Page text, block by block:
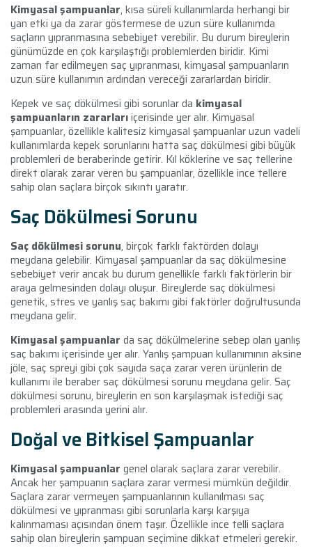
Kimyasal şampuanlar, kısa süreli kullanımlarda herhangi bir
yan etki ya da zarar göstermese de uzun süre kullanımda
saçların yıpranmasına sebebiyet verebilir. Bu durum bireylerin
günümüzde en çok karşılaştığı problemlerden biridir. Kimi
zaman far edilmeyen saç yıpranması, kimyasal şampuanların
uzun süre kullanımın ardından vereceği zararlardan biridir.
Kepek ve saç dökülmesi gibi sorunlar da kimyasal
şampuanların zararlarıiçerisinde yer alır. Kimyasal
şampuanlar, özellikle kalitesiz kimyasal şampuanlar uzun vadeli
kullanımlarda kepek sorunlarını hatta saç dökülmesi gibi büyük
problemleri de beraberinde getirir. Kıl köklerine ve saç tellerine
direkt olarak zarar veren bu şampuanlar, özellikle ince tellere
sahip olan saçlara birçok sıkıntı yaratır.
Saç Dökülmesi Sorunu
Saç dökülmesi sorunu, birçok farklı faktörden dolayı
meydana gelebilir. Kimyasal şampuanlar da saç dökülmesine
sebebiyet verir ancak bu durum genellikle farklı faktörlerin bir
araya gelmesinden dolayı oluşur. Bireylerde saç dökülmesi
genetik, stres ve yanlış saç bakımı gibi faktörler doğrultusunda
meydana gelir.
Kimyasal şampuanlar da saç dökülmelerine sebep olan yanlış
saç bakımı içerisinde yer alır. Yanlış şampuan kullanımının aksine
jöle, saç spreyi gibi çok sayıda saça zarar veren ürünlerin de
kullanımı ile beraber saç dökülmesi sorunu meydana gelir. Saç
dökülmesi sorunu, bireylerin en son karşılaşmak istediği saç
problemleri arasında yerini alır.
Doğal ve Bitkisel Şampuanlar
Kimyasal şampuanlar genel olarak saçlara zarar verebilir.
Ancak her şampuanın saçlara zarar vermesi mümkün değildir.
Saçlara zarar vermeyen şampuanlarının kullanılması saç
dökülmesi ve yıpranması gibi sorunlarla karşı karşıya
kalınmaması açısından önem taşır. Özellikle ince telli saçlara
sahip olan bireylerin şampuan seçimine dikkat etmeleri gerekir.